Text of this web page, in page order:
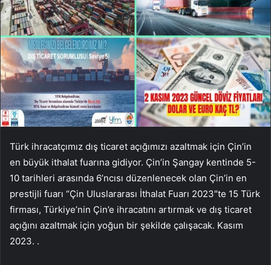
Türk ihracatçımız dış ticaret açığımızı azaltmak için Çin’in
en büyük ithalat fuarına gidiyor. Çin’in Şangay kentinde 5-
10 tarihleri ​​arasında 6’ncısı düzenlenecek olan Çin’in en
prestijli fuarı “Çin Uluslararası İthalat Fuarı 2023″te 15 Türk
firması, Türkiye’nin Çin’e ihracatını artırmak ve dış ticaret
açığını azaltmak için yoğun bir şekilde çalışacak. Kasım
2023. .